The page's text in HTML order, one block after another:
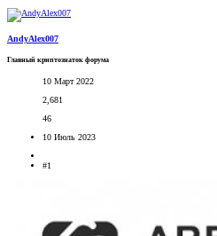
AndyAlex007
Главный криптознаток форума
10 Март 2022
2,681
46
10 Июль 2023
#1